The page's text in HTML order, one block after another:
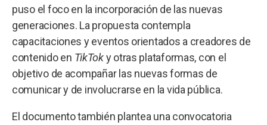
puso el foco en la incorporación de las nuevas
generaciones. La propuesta contempla
capacitaciones y eventos orientados a creadores de
contenido en TikToky otras plataformas, con el
objetivo de acompañar las nuevas formas de
comunicar y de involucrarse en la vida pública.
El documento también plantea una convocatoria